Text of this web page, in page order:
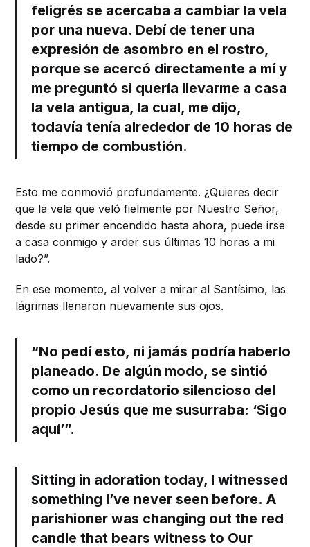
feligrés se acercaba a cambiar la vela
por una nueva. Debí de tener una
expresión de asombro en el rostro,
porque se acercó directamente a mí y
me preguntó si quería llevarme a casa
la vela antigua, la cual, me dijo,
todavía tenía alrededor de 10 horas de
tiempo de combustión.
Esto me conmovió profundamente. ¿Quieres decir
que la vela que veló fielmente por Nuestro Señor,
desde su primer encendido hasta ahora, puede irse
a casa conmigo y arder sus últimas 10 horas a mi
lado?”.
En ese momento, al volver a mirar al Santísimo, las
lágrimas llenaron nuevamente sus ojos.
“No pedí esto, ni jamás podría haberlo
planeado. De algún modo, se sintió
como un recordatorio silencioso del
propio Jesús que me susurraba: ‘Sigo
aquí’”.
Sitting in adoration today, I witnessed
something I’ve never seen before. A
parishioner was changing out the red
candle that bears witness to Our